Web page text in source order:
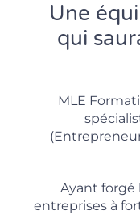
Une
qui
MLE
Ayant forgé
entreprises à